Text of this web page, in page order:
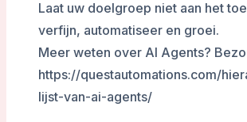
Laat uw doelgroep niet aan het
verfijn, automatiseer en groei.
Meer weten over AI Agents?
https://questautomations.com/
lijst-van-ai-agents/